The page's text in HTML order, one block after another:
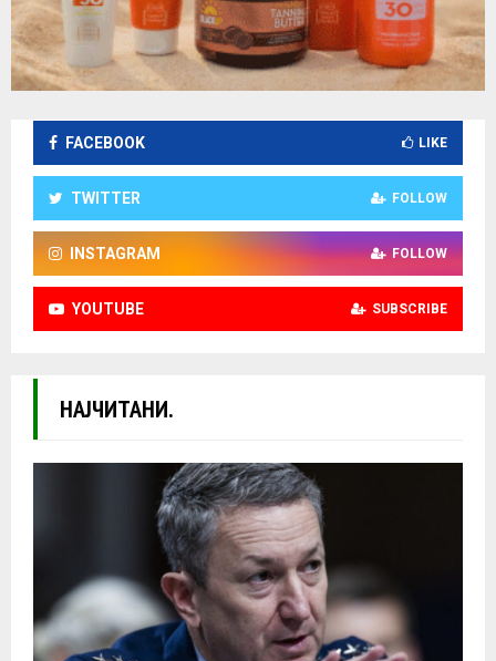
FACEBOOK LIKE
TWITTER FOLLOW
INSTAGRAM FOLLOW
YOUTUBE SUBSCRIBE
НАЈЧИТАНИ.